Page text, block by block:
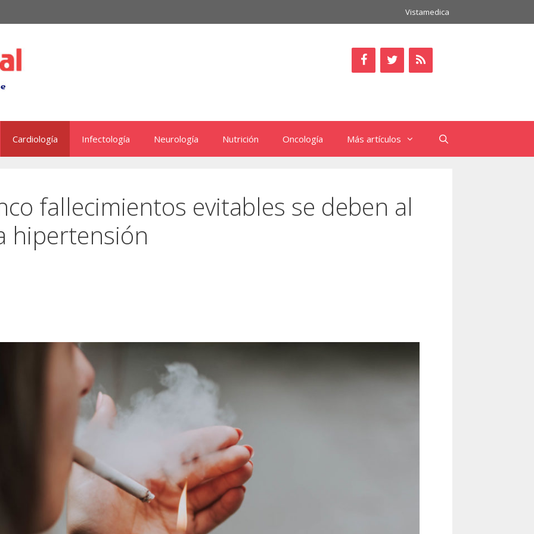
Vistamedica
Cardiología Infectología Neurología Nutrición Oncología Más artículos
fallecimientos evitables se deben al
hipertensión